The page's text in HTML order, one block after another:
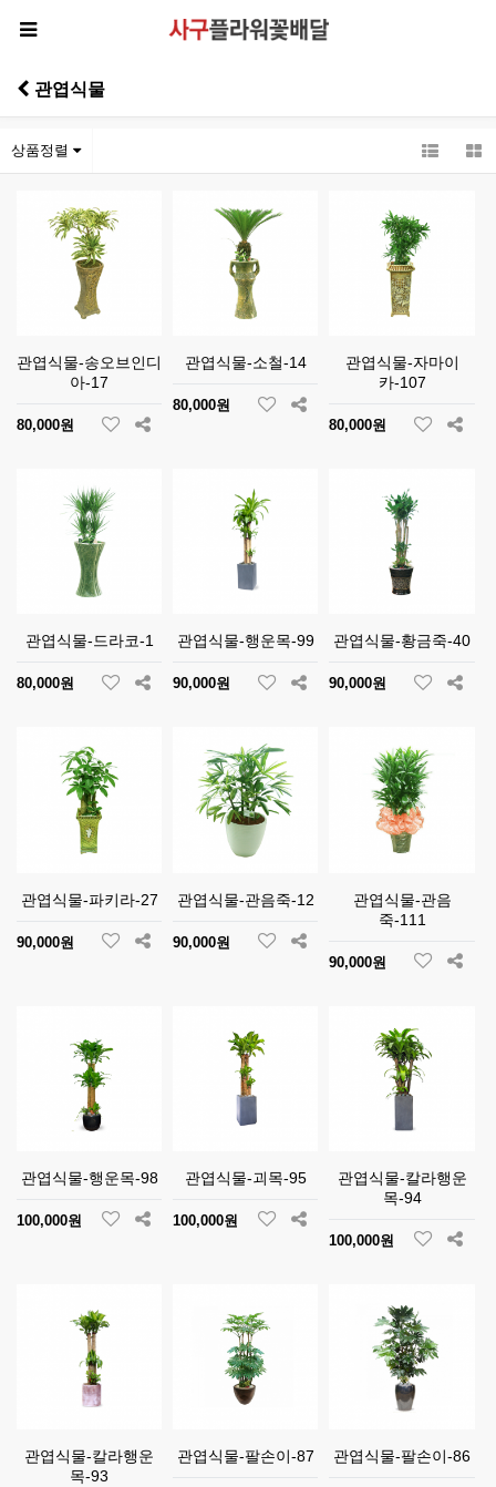
관엽식물
상품정렬
관엽식물-송오브인디
아-17
80,000원
관엽식물-소철-14
80,000원
관엽식물-자마이
카-107
80,000원
관엽식물-드라코-1
80,000원
관엽식물-행운목-99
90,000원
관엽식물-황금죽-40
90,000원
관엽식물-파키라-27
90,000원
관엽식물-관음죽-12
90,000원
관엽식물-관음
죽-111
90,000원
관엽식물-행운목-98
100,000원
관엽식물-괴목-95
100,000원
관엽식물-칼라행운
목-94
100,000원
관엽식물-칼라행운
목-93
관엽식물-팔손이-87 관엽식물-팔손이-86